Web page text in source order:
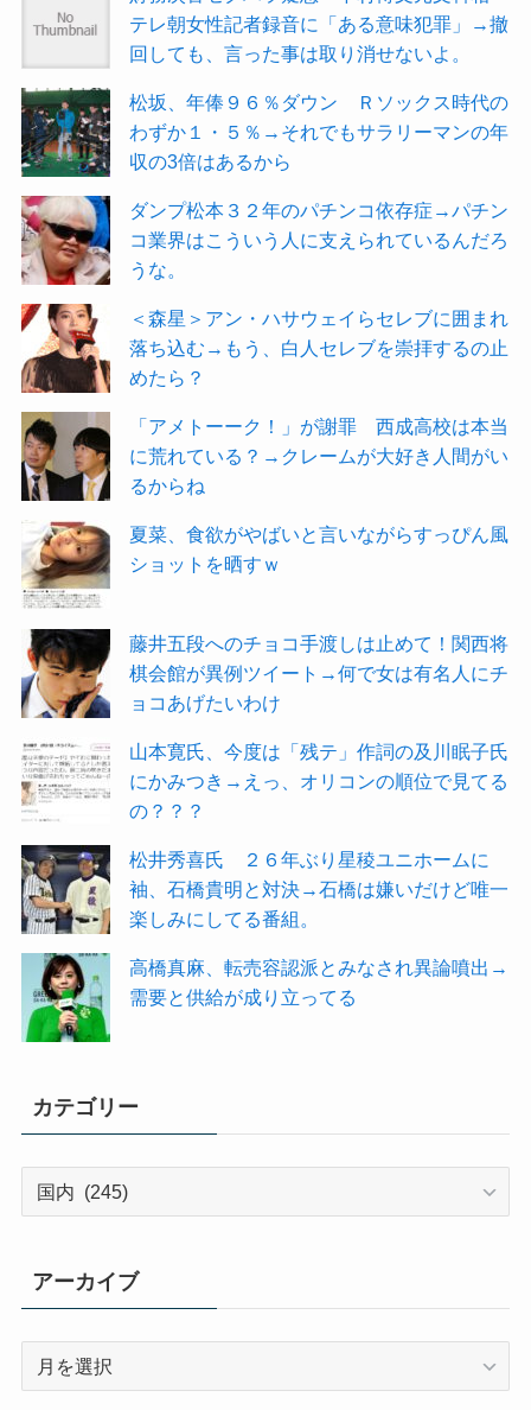
テレ朝女性記者録音に「ある意味犯罪」→撤
回しても、言った事は取り消せないよ。
松坂、年俸９６％ダウン Ｒソックス時代の
わずか１・５％→それでもサラリーマンの年
収の3倍はあるから
ダンプ松本３２年のパチンコ依存症→パチン
コ業界はこういう人に支えられているんだろ
うな。
＜森星＞アン・ハサウェイらセレブに囲まれ
落ち込む→もう、白人セレブを崇拝するの止
めたら？
「アメトーーク！」が謝罪 西成高校は本当
に荒れている？→クレームが大好き人間がい
るからね
夏菜、食欲がやばいと言いながらすっぴん風
ショットを晒すｗ
藤井五段へのチョコ手渡しは止めて！関西将
棋会館が異例ツイート→何で女は有名人にチ
ョコあげたいわけ
山本寛氏、今度は「残テ」作詞の及川眠子氏
にかみつき→えっ、オリコンの順位で見てる
の？？？
松井秀喜氏 ２６年ぶり星稜ユニホームに
袖、石橋貴明と対決→石橋は嫌いだけど唯一
楽しみにしてる番組。
高橋真麻、転売容認派とみなされ異論噴出→
需要と供給が成り立ってる
カテゴリー
カ
リ
ー
アーカイブ